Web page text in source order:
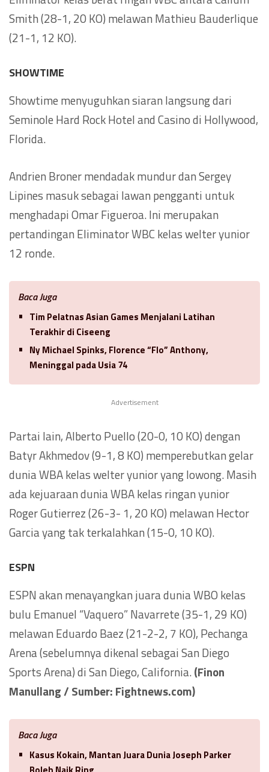
Smith (28-1, 20 KO) melawan Mathieu Bauderlique
(21-1, 12 KO).
SHOWTIME
Showtime menyuguhkan siaran langsung dari
Seminole Hard Rock Hotel and Casino di Hollywood,
Florida.
Andrien Broner mendadak mundur dan Sergey
Lipines masuk sebagai lawan pengganti untuk
menghadapi Omar Figueroa. Ini merupakan
pertandingan Eliminator WBC kelas welter yunior
12 ronde.
Baca Juga
Tim Pelatnas Asian Games Menjalani Latihan
Terakhir di Ciseeng
Ny Michael Spinks, Florence “Flo” Anthony,
Meninggal pada Usia 74
Advertisement
Partai lain, Alberto Puello (20-0, 10 KO) dengan
Batyr Akhmedov (9-1, 8 KO) memperebutkan gelar
dunia WBA kelas welter yunior yang lowong. Masih
ada kejuaraan dunia WBA kelas ringan yunior
Roger Gutierrez (26-3- 1, 20 KO) melawan Hector
Garcia yang tak terkalahkan (15-0, 10 KO).
ESPN
ESPN akan menayangkan juara dunia WBO kelas
bulu Emanuel “Vaquero” Navarrete (35-1, 29 KO)
melawan Eduardo Baez (21-2-2, 7 KO), Pechanga
Arena (sebelumnya dikenal sebagai San Diego
Sports Arena) di San Diego, California.(Finon
Manullang / Sumber: Fightnews.com)
Baca Juga
Kasus Kokain, Mantan Juara Dunia Joseph Parker